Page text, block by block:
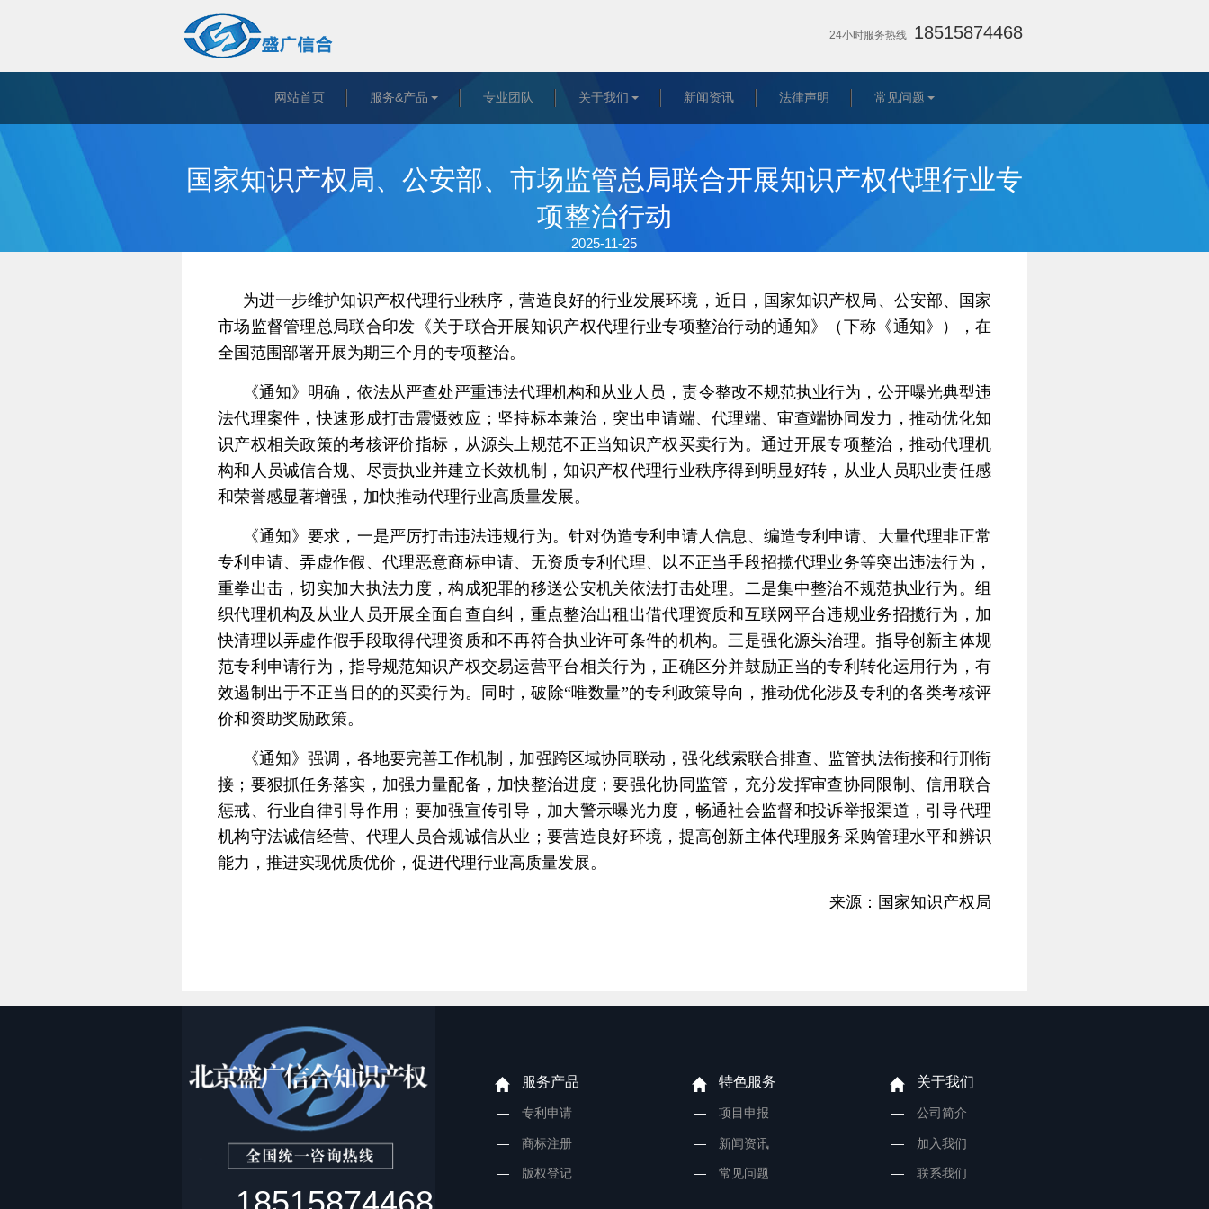
24小时服务热线 18515874468
网站首页 服务&产品 专业团队 关于我们 新闻资讯 法律声明 常见问题
国家知识产权局、公安部、市场监管总局联合开展知识产权代理行业专
项整治行动
2025-11-25
为进一步维护知识产权代理行业秩序，营造良好的行业发展环境，近日，国家知识产权局、公安部、国家
市场监督管理总局联合印发《关于联合开展知识产权代理行业专项整治行动的通知》（下称《通知》），在
全国范围部署开展为期三个月的专项整治。
《通知》明确，依法从严查处严重违法代理机构和从业人员，责令整改不规范执业行为，公开曝光典型违
法代理案件，快速形成打击震慑效应；坚持标本兼治，突出申请端、代理端、审查端协同发力，推动优化知
识产权相关政策的考核评价指标，从源头上规范不正当知识产权买卖行为。通过开展专项整治，推动代理机
构和人员诚信合规、尽责执业并建立长效机制，知识产权代理行业秩序得到明显好转，从业人员职业责任感
和荣誉感显著增强，加快推动代理行业高质量发展。
《通知》要求，一是严厉打击违法违规行为。针对伪造专利申请人信息、编造专利申请、大量代理非正常
专利申请、弄虚作假、代理恶意商标申请、无资质专利代理、以不正当手段招揽代理业务等突出违法行为，
重拳出击，切实加大执法力度，构成犯罪的移送公安机关依法打击处理。二是集中整治不规范执业行为。组
织代理机构及从业人员开展全面自查自纠，重点整治出租出借代理资质和互联网平台违规业务招揽行为，加
快清理以弄虚作假手段取得代理资质和不再符合执业许可条件的机构。三是强化源头治理。指导创新主体规
范专利申请行为，指导规范知识产权交易运营平台相关行为，正确区分并鼓励正当的专利转化运用行为，有
效遏制出于不正当目的的买卖行为。同时，破除“唯数量”的专利政策导向，推动优化涉及专利的各类考核评
价和资助奖励政策。
《通知》强调，各地要完善工作机制，加强跨区域协同联动，强化线索联合排查、监管执法衔接和行刑衔
接；要狠抓任务落实，加强力量配备，加快整治进度；要强化协同监管，充分发挥审查协同限制、信用联合
惩戒、行业自律引导作用；要加强宣传引导，加大警示曝光力度，畅通社会监督和投诉举报渠道，引导代理
机构守法诚信经营、代理人员合规诚信从业；要营造良好环境，提高创新主体代理服务采购管理水平和辨识
能力，推进实现优质优价，促进代理行业高质量发展。
来源：国家知识产权局
服务产品
专利申请
商标注册
版权登记
特色服务
项目申报
新闻资讯
常见问题
关于我们
公司简介
加入我们
联系我们